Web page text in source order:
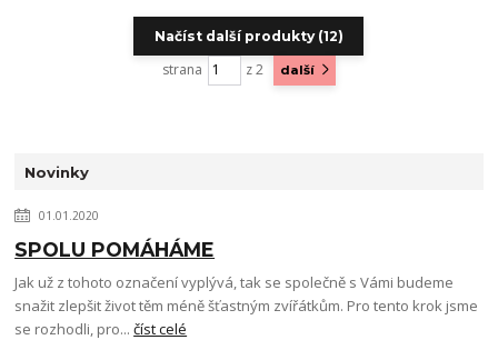
Načíst další produkty (12)
strana z 2 další
Novinky
01.01.2020
SPOLU POMÁHÁME
Jak už z tohoto označení vyplývá, tak se společně s Vámi budeme
snažit zlepšit život těm méně šťastným zvířátkům. Pro tento krok jsme
se rozhodli, pro...číst celé